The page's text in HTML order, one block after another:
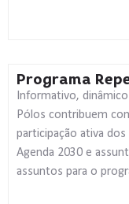
Programa
Informativo,
Pólos contribuem
participação ativa
Agenda 2030 e
assuntos para o